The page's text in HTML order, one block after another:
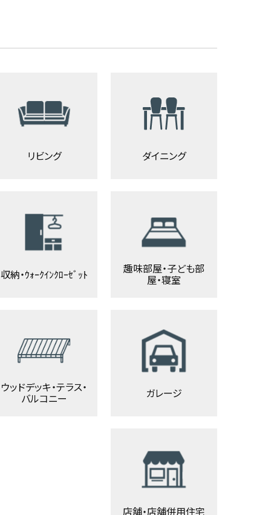
リビング ダイニング
収納・ｳｫｰｸｲﾝｸﾛｰｾﾞｯﾄ 趣味部屋・子ども部
屋・寝室
ウッドデッキ・テラス・
バルコニー ガレージ
店舗・店舗併用住宅